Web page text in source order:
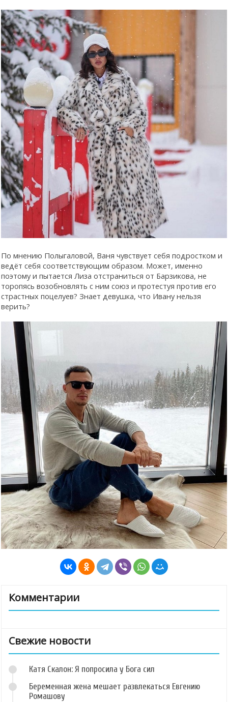
По мнению Полыгаловой, Ваня чувствует себя подростком и
ведёт себя соответствующим образом. Может, именно
поэтому и пытается Лиза отстраниться от Барзикова, не
торопясь возобновлять с ним союз и протестуя против его
страстных поцелуев? Знает девушка, что Ивану нельзя
верить?
Комментарии
Свежие новости
Катя Скалон: Я попросила у Бога сил
Беременная жена мешает развлекаться Евгению
Ромашову